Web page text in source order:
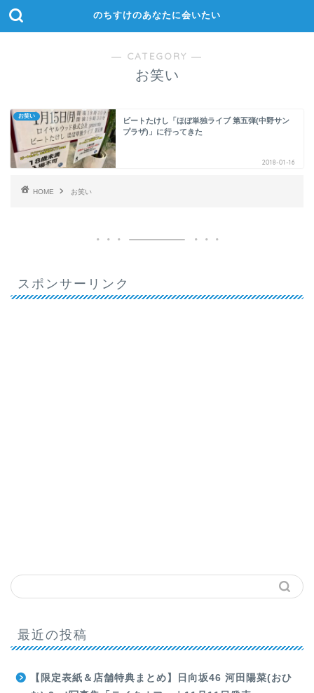
のちすけのあなたに会いたい
― CATEGORY ―
お笑い
お笑い
ビートたけし「ほぼ単独ライブ 第五弾(中野サン
プラザ)」に行ってきた
2018-01-16
HOME お笑い
スポンサーリンク
最近の投稿
【限定表紙＆店舗特典まとめ】日向坂46 河田陽菜(おひ